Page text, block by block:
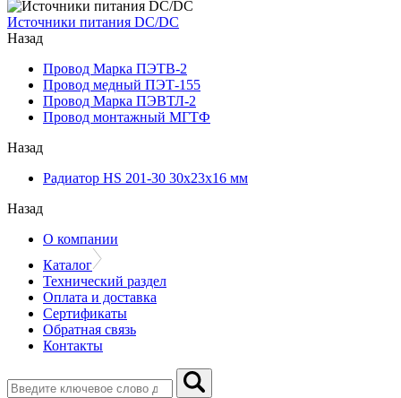
Источники питания DC/DC
Назад
Провод Марка ПЭТВ-2
Провод медный ПЭТ-155
Провод Марка ПЭВТЛ-2
Провод монтажный МГТФ
Назад
Радиатор HS 201-30 30х23х16 мм
Назад
О компании
Каталог
Технический раздел
Оплата и доставка
Сертификаты
Обратная связь
Контакты